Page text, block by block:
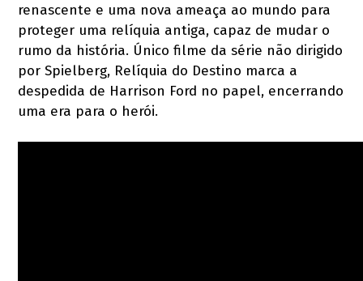
renascente e uma nova ameaça ao mundo para
proteger uma relíquia antiga, capaz de mudar o
rumo da história. Único filme da série não dirigido
por Spielberg, Relíquia do Destino marca a
despedida de Harrison Ford no papel, encerrando
uma era para o herói.